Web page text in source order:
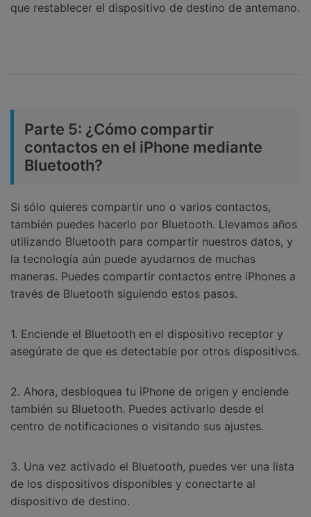
que restablecer el dispositivo de destino de antemano.
Parte 5: ¿Cómo compartir
contactos en el iPhone mediante
Bluetooth?
Si sólo quieres compartir uno o varios contactos,
también puedes hacerlo por Bluetooth. Llevamos años
utilizando Bluetooth para compartir nuestros datos, y
la tecnología aún puede ayudarnos de muchas
maneras. Puedes compartir contactos entre iPhones a
través de Bluetooth siguiendo estos pasos.
1. Enciende el Bluetooth en el dispositivo receptor y
asegúrate de que es detectable por otros dispositivos.
2. Ahora, desbloquea tu iPhone de origen y enciende
también su Bluetooth. Puedes activarlo desde el
centro de notificaciones o visitando sus ajustes.
3. Una vez activado el Bluetooth, puedes ver una lista
de los dispositivos disponibles y conectarte al
dispositivo de destino.